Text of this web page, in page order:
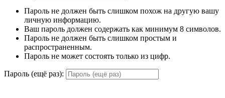
Пароль не должен быть слишком похож на другую вашу
личную информацию.
Ваш пароль должен содержать как минимум 8 символов.
Пароль не должен быть слишком простым и
распространенным.
Пароль не может состоять только из цифр.
Пароль (ещё раз):